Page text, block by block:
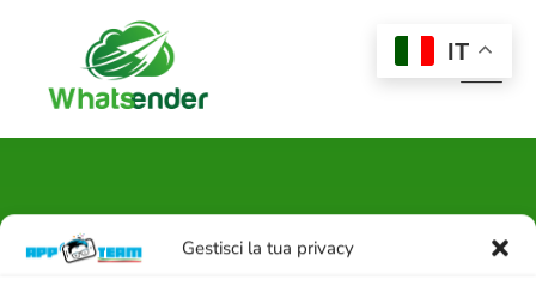
Gestisci la tua privacy
Carrello
IT